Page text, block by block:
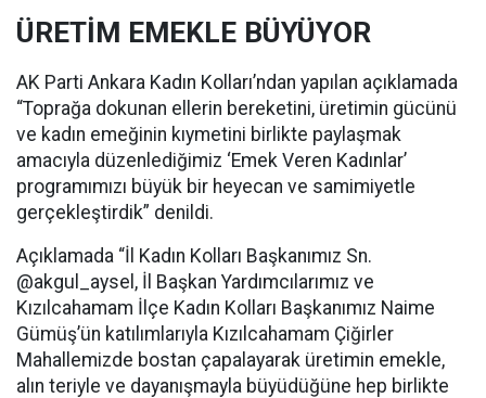
ÜRETİM EMEKLE BÜYÜYOR
AK Parti Ankara Kadın Kolları’ndan yapılan açıklamada
“Toprağa dokunan ellerin bereketini, üretimin gücünü
ve kadın emeğinin kıymetini birlikte paylaşmak
amacıyla düzenlediğimiz ‘Emek Veren Kadınlar’
programımızı büyük bir heyecan ve samimiyetle
gerçekleştirdik” denildi.
Açıklamada “İl Kadın Kolları Başkanımız Sn.
@akgul_aysel, İl Başkan Yardımcılarımız ve
Kızılcahamam İlçe Kadın Kolları Başkanımız Naime
Gümüş’ün katılımlarıyla Kızılcahamam Çiğirler
Mahallemizde bostan çapalayarak üretimin emekle,
alın teriyle ve dayanışmayla büyüdüğüne hep birlikte